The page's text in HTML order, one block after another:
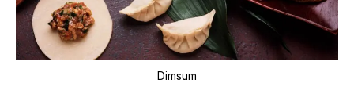
Dimsum